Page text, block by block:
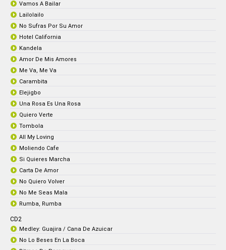
Vamos A Bailar
Lailolailo
No Sufras Por Su Amor
Hotel California
Kandela
Amor De Mis Amores
Me Va, Me Va
Carambita
Elejigbo
Una Rosa Es Una Rosa
Quiero Verte
Tombola
All My Loving
Moliendo Cafe
Si Quieres Marcha
Carta De Amor
No Quiero Volver
No Me Seas Mala
Rumba, Rumba
CD2
Medley: Guajira / Cana De Azuicar
No Lo Beses En La Boca